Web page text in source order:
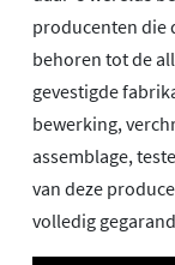
producenten die
behoren tot de
gevestigde
bewerking,
assemblage,
van deze
volledig